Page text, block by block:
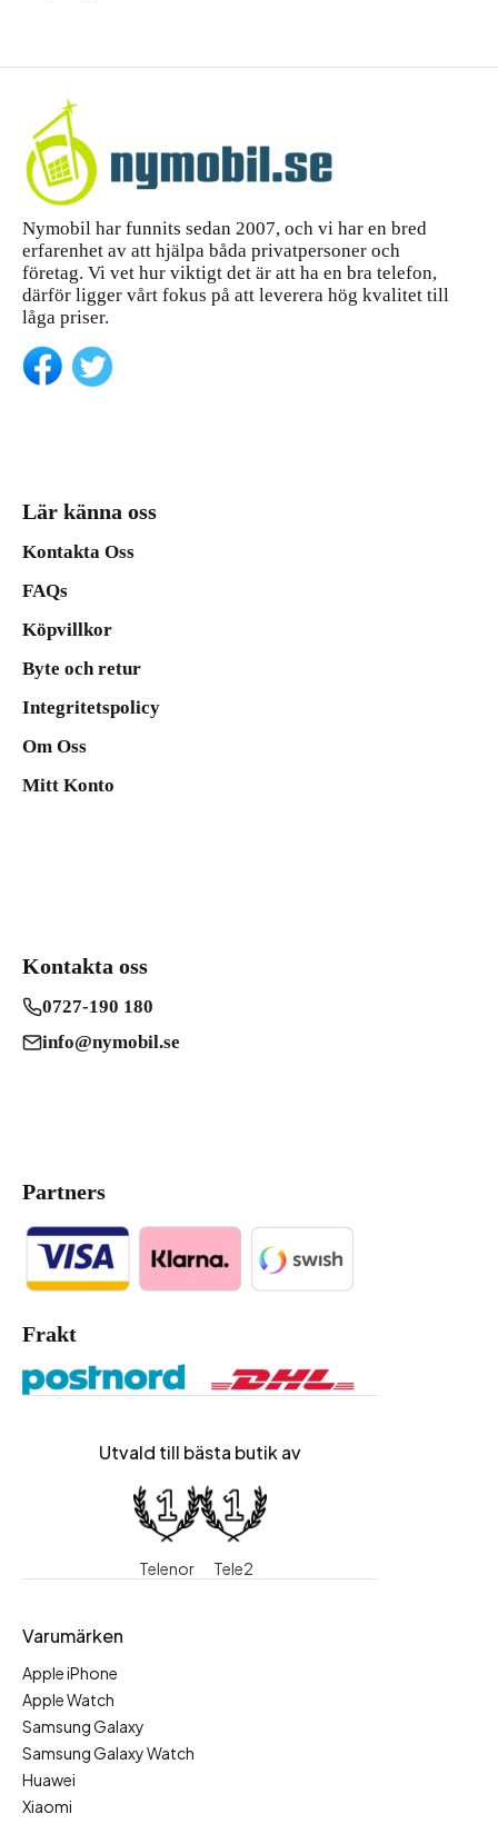
Nymobil har funnits sedan 2007, och vi har en bred
erfarenhet av att hjälpa båda privatpersoner och
företag. Vi vet hur viktigt det är att ha en bra telefon,
därför ligger vårt fokus på att leverera hög kvalitet till
låga priser.
Lär känna oss
Kontakta Oss
FAQs
Köpvillkor
Byte och retur
Integritetspolicy
Om Oss
Mitt Konto
Kontakta oss
0727-190 180
info@nymobil.se
Partners
Frakt
Utvald till bästa butik av
Telenor Tele2
Varumärken
Apple iPhone
Apple Watch
Samsung Galaxy
Samsung Galaxy Watch
Huawei
Xiaomi